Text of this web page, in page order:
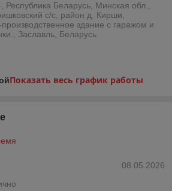
Беларусь, Минская обл.,
с/с, район д. Кирши,
здание с гаражом и
Заславль, Беларусь
Показать весь график работы
08.05.2026